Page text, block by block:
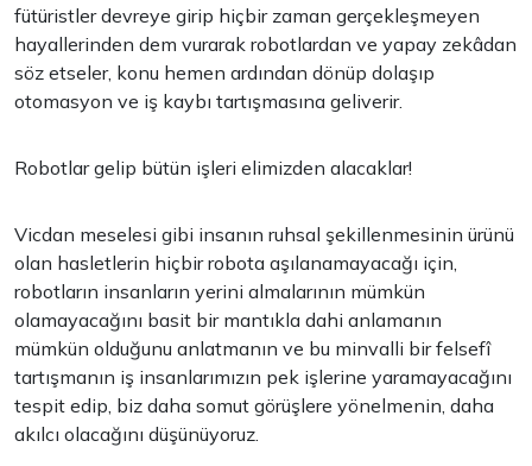
fütüristler devreye girip hiçbir zaman gerçekleşmeyen
hayallerinden dem vurarak robotlardan ve yapay zekâdan
söz etseler, konu hemen ardından dönüp dolaşıp
otomasyon ve iş kaybı tartışmasına geliverir.
Robotlar gelip bütün işleri elimizden alacaklar!
Vicdan meselesi gibi insanın ruhsal şekillenmesinin ürünü
olan hasletlerin hiçbir robota aşılanamayacağı için,
robotların insanların yerini almalarının mümkün
olamayacağını basit bir mantıkla dahi anlamanın
mümkün olduğunu anlatmanın ve bu minvalli bir felsefî
tartışmanın iş insanlarımızın pek işlerine yaramayacağını
tespit edip, biz daha somut görüşlere yönelmenin, daha
akılcı olacağını düşünüyoruz.